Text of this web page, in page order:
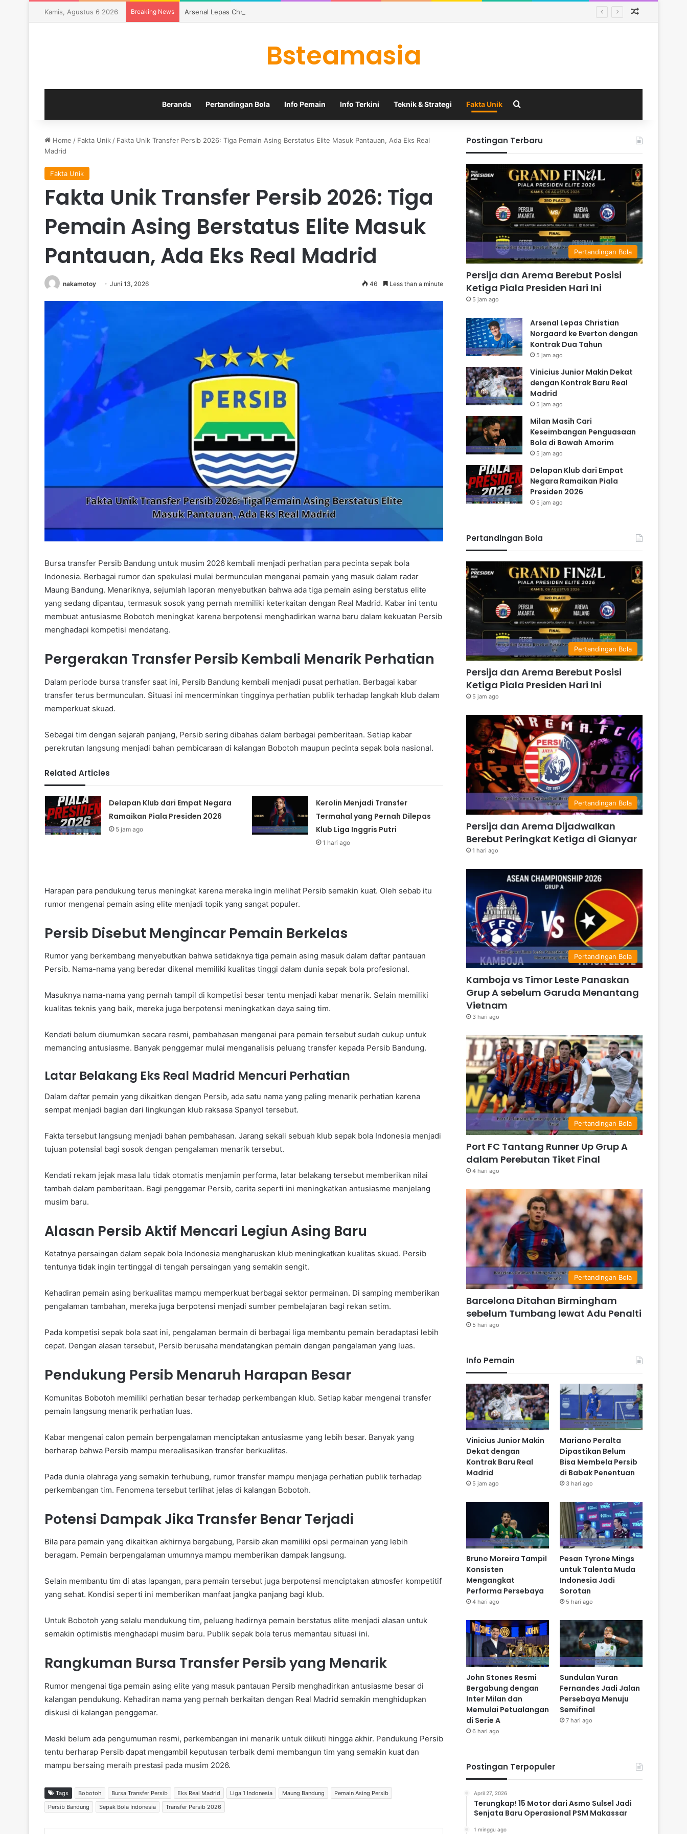
Kamis, Agustus 6 2026 Breaking News Arsenal Lepas Christian Norgaard ke Everton dengan Kontrak Dua Tahun
Bsteamasia
Beranda Pertandingan Bola Info Pemain Info Terkini Teknik & Strategi Fakta Unik
Home / Fakta Unik / Fakta Unik Transfer Persib 2026: Tiga Pemain Asing Berstatus Elite Masuk Pantauan, Ada Eks Real
Madrid
Fakta Unik
Fakta Unik Transfer Persib 2026: Tiga
Pemain Asing Berstatus Elite Masuk
Pantauan, Ada Eks Real Madrid
nakamotoy Juni 13, 2026 46 Less than a minute
Bursa transfer Persib Bandung untuk musim 2026 kembali menjadi perhatian para pecinta sepak bola
Indonesia. Berbagai rumor dan spekulasi mulai bermunculan mengenai pemain yang masuk dalam radar
Maung Bandung. Menariknya, sejumlah laporan menyebutkan bahwa ada tiga pemain asing berstatus elite
yang sedang dipantau, termasuk sosok yang pernah memiliki keterkaitan dengan Real Madrid. Kabar ini tentu
membuat antusiasme Bobotoh meningkat karena berpotensi menghadirkan warna baru dalam kekuatan Persib
menghadapi kompetisi mendatang.
Pergerakan Transfer Persib Kembali Menarik Perhatian
Dalam periode bursa transfer saat ini, Persib Bandung kembali menjadi pusat perhatian. Berbagai kabar
transfer terus bermunculan. Situasi ini mencerminkan tingginya perhatian publik terhadap langkah klub dalam
memperkuat skuad.
Sebagai tim dengan sejarah panjang, Persib sering dibahas dalam berbagai pemberitaan. Setiap kabar
perekrutan langsung menjadi bahan pembicaraan di kalangan Bobotoh maupun pecinta sepak bola nasional.
Related Articles
Delapan Klub dari Empat Negara
Ramaikan Piala Presiden 2026
5 jam ago
Kerolin Menjadi Transfer
Termahal yang Pernah Dilepas
Klub Liga Inggris Putri
1 hari ago
Harapan para pendukung terus meningkat karena mereka ingin melihat Persib semakin kuat. Oleh sebab itu
rumor mengenai pemain asing elite menjadi topik yang sangat populer.
Persib Disebut Mengincar Pemain Berkelas
Rumor yang berkembang menyebutkan bahwa setidaknya tiga pemain asing masuk dalam daftar pantauan
Persib. Nama-nama yang beredar dikenal memiliki kualitas tinggi dalam dunia sepak bola profesional.
Masuknya nama-nama yang pernah tampil di kompetisi besar tentu menjadi kabar menarik. Selain memiliki
kualitas teknis yang baik, mereka juga berpotensi meningkatkan daya saing tim.
Kendati belum diumumkan secara resmi, pembahasan mengenai para pemain tersebut sudah cukup untuk
memancing antusiasme. Banyak penggemar mulai menganalisis peluang transfer kepada Persib Bandung.
Latar Belakang Eks Real Madrid Mencuri Perhatian
Dalam daftar pemain yang dikaitkan dengan Persib, ada satu nama yang paling menarik perhatian karena
sempat menjadi bagian dari lingkungan klub raksasa Spanyol tersebut.
Fakta tersebut langsung menjadi bahan pembahasan. Jarang sekali sebuah klub sepak bola Indonesia menjadi
tujuan potensial bagi sosok dengan pengalaman menarik tersebut.
Kendati rekam jejak masa lalu tidak otomatis menjamin performa, latar belakang tersebut memberikan nilai
tambah dalam pemberitaan. Bagi penggemar Persib, cerita seperti ini meningkatkan antusiasme menjelang
musim baru.
Alasan Persib Aktif Mencari Legiun Asing Baru
Ketatnya persaingan dalam sepak bola Indonesia mengharuskan klub meningkatkan kualitas skuad. Persib
tentunya tidak ingin tertinggal di tengah persaingan yang semakin sengit.
Kehadiran pemain asing berkualitas mampu memperkuat berbagai sektor permainan. Di samping memberikan
pengalaman tambahan, mereka juga berpotensi menjadi sumber pembelajaran bagi rekan setim.
Pada kompetisi sepak bola saat ini, pengalaman bermain di berbagai liga membantu pemain beradaptasi lebih
cepat. Dengan alasan tersebut, Persib berusaha mendatangkan pemain dengan pengalaman yang luas.
Pendukung Persib Menaruh Harapan Besar
Komunitas Bobotoh memiliki perhatian besar terhadap perkembangan klub. Setiap kabar mengenai transfer
pemain langsung menarik perhatian luas.
Kabar mengenai calon pemain berpengalaman menciptakan antusiasme yang lebih besar. Banyak yang
berharap bahwa Persib mampu merealisasikan transfer berkualitas.
Pada dunia olahraga yang semakin terhubung, rumor transfer mampu menjaga perhatian publik terhadap
perkembangan tim. Fenomena tersebut terlihat jelas di kalangan Bobotoh.
Potensi Dampak Jika Transfer Benar Terjadi
Bila para pemain yang dikaitkan akhirnya bergabung, Persib akan memiliki opsi permainan yang lebih
beragam. Pemain berpengalaman umumnya mampu memberikan dampak langsung.
Selain membantu tim di atas lapangan, para pemain tersebut juga berpotensi menciptakan atmosfer kompetitif
yang sehat. Kondisi seperti ini memberikan manfaat jangka panjang bagi klub.
Untuk Bobotoh yang selalu mendukung tim, peluang hadirnya pemain berstatus elite menjadi alasan untuk
semakin optimistis menghadapi musim baru. Publik sepak bola terus memantau situasi ini.
Rangkuman Bursa Transfer Persib yang Menarik
Rumor mengenai tiga pemain asing elite yang masuk pantauan Persib menghadirkan antusiasme besar di
kalangan pendukung. Kehadiran nama yang pernah berkaitan dengan Real Madrid semakin menghidupkan
diskusi di kalangan penggemar.
Meski belum ada pengumuman resmi, perkembangan ini menarik untuk diikuti hingga akhir. Pendukung Persib
tentu berharap Persib dapat mengambil keputusan terbaik demi membangun tim yang semakin kuat dan
mampu bersaing meraih prestasi pada musim 2026.
Tags Bobotoh Bursa Transfer Persib Eks Real Madrid Liga 1 Indonesia Maung Bandung
Pemain Asing Persib
Persib Bandung
Sepak Bola Indonesia Transfer Persib 2026
Postingan Terbaru
Pertandingan Bola
Persija dan Arema Berebut Posisi
Ketiga Piala Presiden Hari Ini
5 jam ago
Arsenal Lepas Christian
Norgaard ke Everton dengan
Kontrak Dua Tahun
5 jam ago
Vinicius Junior Makin Dekat
dengan Kontrak Baru Real
Madrid
5 jam ago
Milan Masih Cari
Keseimbangan Penguasaan
Bola di Bawah Amorim
5 jam ago
Delapan Klub dari Empat
Negara Ramaikan Piala
Presiden 2026
5 jam ago
Pertandingan Bola
Pertandingan Bola
Persija dan Arema Berebut Posisi
Ketiga Piala Presiden Hari Ini
5 jam ago
Pertandingan Bola
Persija dan Arema Dijadwalkan
Berebut Peringkat Ketiga di Gianyar
1 hari ago
Pertandingan Bola
Kamboja vs Timor Leste Panaskan
Grup A sebelum Garuda Menantang
Vietnam
3 hari ago
Pertandingan Bola
Port FC Tantang Runner Up Grup A
dalam Perebutan Tiket Final
4 hari ago
Pertandingan Bola
Barcelona Ditahan Birmingham
sebelum Tumbang lewat Adu Penalti
5 hari ago
Info Pemain
Vinicius Junior Makin
Dekat dengan
Kontrak Baru Real
Madrid
5 jam ago
Mariano Peralta
Dipastikan Belum
Bisa Membela Persib
di Babak Penentuan
3 hari ago
Bruno Moreira Tampil
Konsisten
Mengangkat
Performa Persebaya
4 hari ago
Pesan Tyrone Mings
untuk Talenta Muda
Indonesia Jadi
Sorotan
5 hari ago
John Stones Resmi
Bergabung dengan
Inter Milan dan
Memulai Petualangan
di Serie A
6 hari ago
Sundulan Yuran
Fernandes Jadi Jalan
Persebaya Menuju
Semifinal
7 hari ago
Postingan Terpopuler
April 27, 2026
Terungkap! 15 Motor dari Asmo Sulsel Jadi
Senjata Baru Operasional PSM Makassar
1 minggu ago